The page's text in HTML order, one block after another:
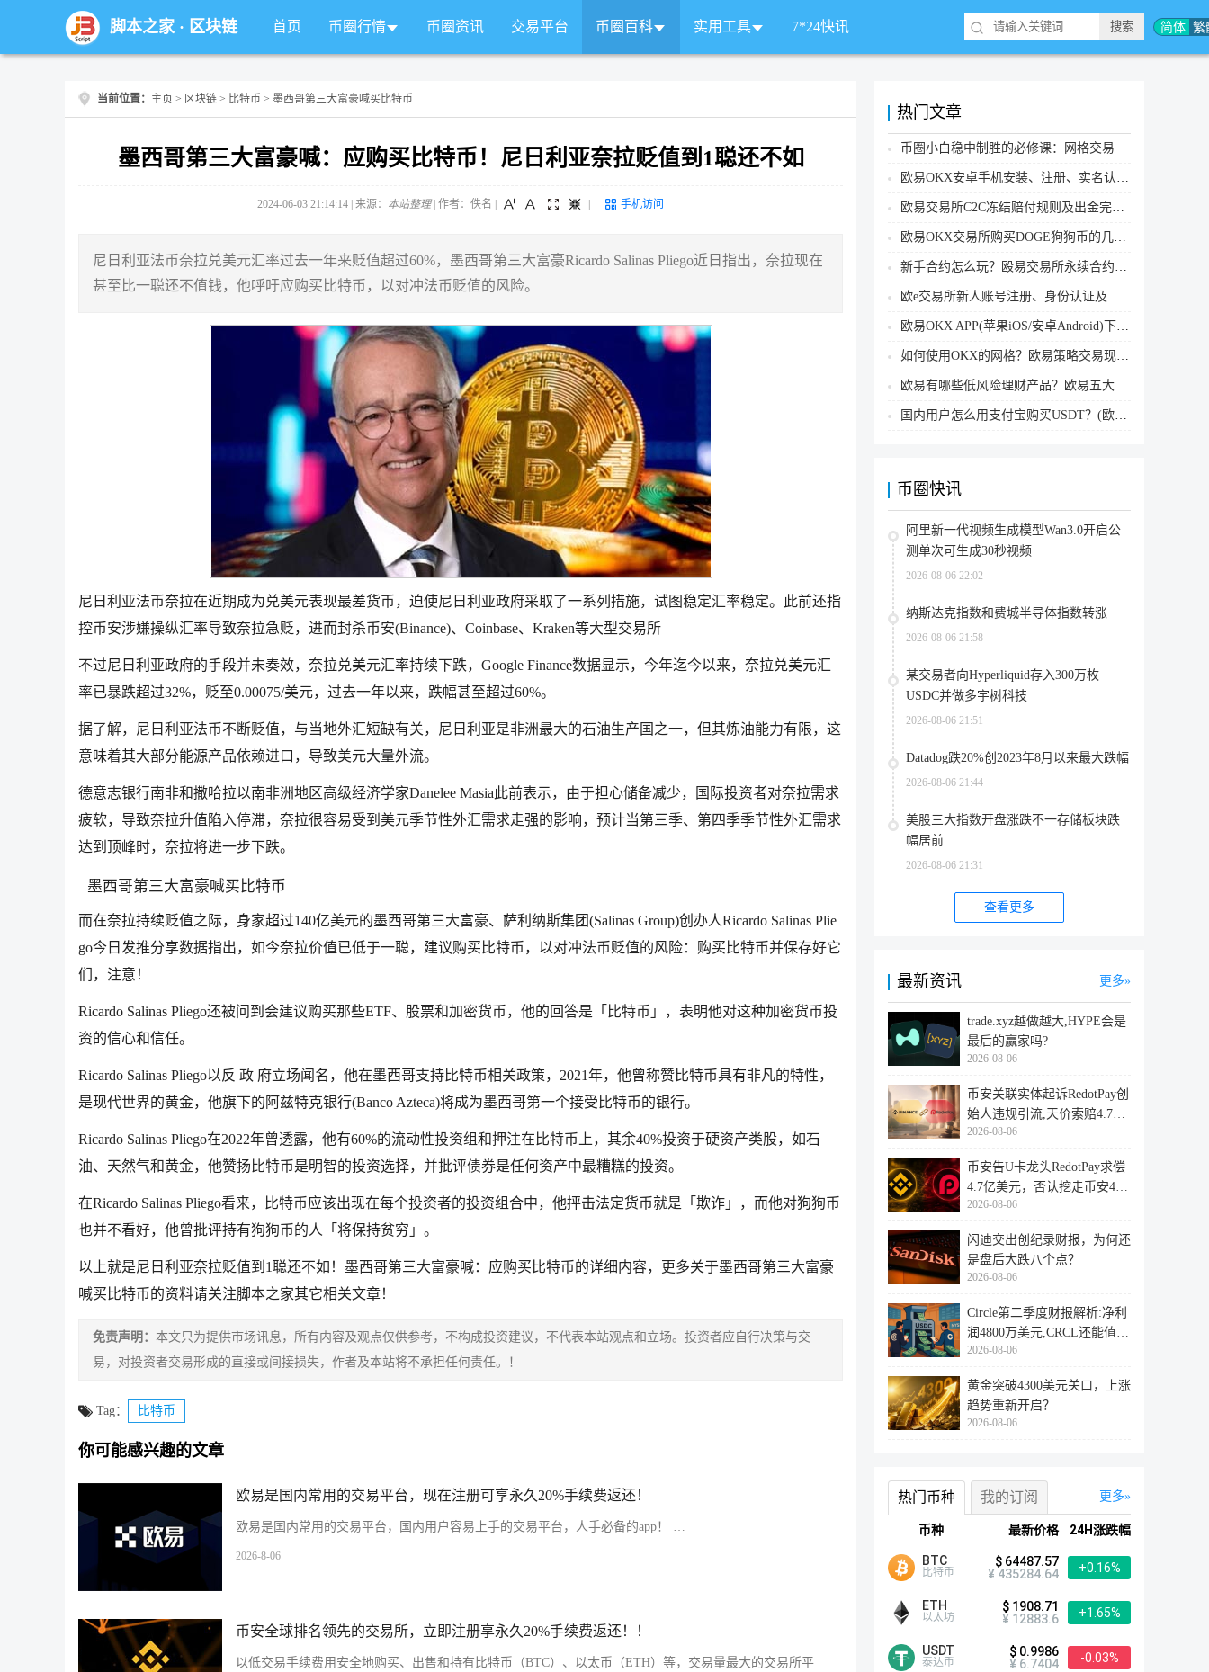
简体 繁
脚本之家· 区块链 首页 币圈行情 币圈资讯 交易平台 币圈百科 实用工具 7*24快讯
当前位置： 主页 > 区块链 > 比特币 > 墨西哥第三大富豪喊买比特币
墨西哥第三大富豪喊：应购买比特币！尼日利亚奈拉贬值到1聪还不如
2024-06-03 21:14:14 | 来源： 本站整理| 作者：佚名 手机访问
尼日利亚法币奈拉兑美元汇率过去一年来贬值超过60%，墨西哥第三大富豪Ricardo Salinas Pliego近日指出，奈拉现在
甚至比一聪还不值钱，他呼吁应购买比特币，以对冲法币贬值的风险。
尼日利亚法币奈拉在近期成为兑美元表现最差货币，迫使尼日利亚政府采取了一系列措施，试图稳定汇率稳定。此前还指
控币安涉嫌操纵汇率导致奈拉急贬，进而封杀币安(Binance)、Coinbase、Kraken等大型交易所
不过尼日利亚政府的手段并未奏效，奈拉兑美元汇率持续下跌，Google Finance数据显示，今年迄今以来，奈拉兑美元汇
率已暴跌超过32%，贬至0.00075/美元，过去一年以来，跌幅甚至超过60%。
据了解，尼日利亚法币不断贬值，与当地外汇短缺有关，尼日利亚是非洲最大的石油生产国之一，但其炼油能力有限，这
意味着其大部分能源产品依赖进口，导致美元大量外流。
德意志银行南非和撒哈拉以南非洲地区高级经济学家Danelee Masia此前表示，由于担心储备减少，国际投资者对奈拉需求
疲软，导致奈拉升值陷入停滞，奈拉很容易受到美元季节性外汇需求走强的影响，预计当第三季、第四季季节性外汇需求
达到顶峰时，奈拉将进一步下跌。
墨西哥第三大富豪喊买比特币
而在奈拉持续贬值之际，身家超过140亿美元的墨西哥第三大富豪、萨利纳斯集团(Salinas Group)创办人Ricardo Salinas Plie
go今日发推分享数据指出，如今奈拉价值已低于一聪，建议购买比特币，以对冲法币贬值的风险：购买比特币并保存好它
们，注意！
Ricardo Salinas Pliego还被问到会建议购买那些ETF、股票和加密货币，他的回答是「比特币」，表明他对这种加密货币投
资的信心和信任。
Ricardo Salinas Pliego以反 政 府立场闻名，他在墨西哥支持比特币相关政策，2021年，他曾称赞比特币具有非凡的特性，
是现代世界的黄金，他旗下的阿兹特克银行(Banco Azteca)将成为墨西哥第一个接受比特币的银行。
Ricardo Salinas Pliego在2022年曾透露，他有60%的流动性投资组和押注在比特币上，其余40%投资于硬资产类股，如石
油、天然气和黄金，他赞扬比特币是明智的投资选择，并批评债券是任何资产中最糟糕的投资。
在Ricardo Salinas Pliego看来，比特币应该出现在每个投资者的投资组合中，他抨击法定货币就是「欺诈」，而他对狗狗币
也并不看好，他曾批评持有狗狗币的人「将保持贫穷」。
以上就是尼日利亚奈拉贬值到1聪还不如！墨西哥第三大富豪喊：应购买比特币的详细内容，更多关于墨西哥第三大富豪
喊买比特币的资料请关注脚本之家其它相关文章！
免责声明： 本文只为提供市场讯息，所有内容及观点仅供参考，不构成投资建议，不代表本站观点和立场。投资者应自行决策与交
易，对投资者交易形成的直接或间接损失，作者及本站将不承担任何责任。！
Tag： 比特币
你可能感兴趣的文章
欧易是国内常用的交易平台，现在注册可享永久20%手续费返还！
欧易是国内常用的交易平台，国内用户容易上手的交易平台，人手必备的app！ …
2026-8-06
币安全球排名领先的交易所，立即注册享永久20%手续费返还！！
以低交易手续费用安全地购买、出售和持有比特币（BTC）、以太币（ETH）等，交易量最大的交易所平
热门文章
币圈小白稳中制胜的必修课：网格交易
欧易OKX安卓手机安装、注册、实名认证、买币转账新手实操教程
欧易交易所C2C冻结赔付规则及出金完整流程
欧易OKX交易所购买DOGE狗狗币的几个方式汇总
新手合约怎么玩？殴易交易所永续合约操作步骤教程(APP/Web端)
欧e交易所新人账号注册、身份认证及安全设置教程
欧易OKX APP(苹果iOS/安卓Android)下载图文教程
如何使用OKX的网格？欧易策略交易现货网格新手操作流程
欧易有哪些低风险理财产品？欧易五大低风险理财产品详细介绍
国内用户怎么用支付宝购买USDT？(欧易交易所为例)
币圈快讯
阿里新一代视频生成模型Wan3.0开启公
测单次可生成30秒视频
2026-08-06 22:02
纳斯达克指数和费城半导体指数转涨
2026-08-06 21:58
某交易者向Hyperliquid存入300万枚
USDC并做多宇树科技
2026-08-06 21:51
Datadog跌20%创2023年8月以来最大跌幅
2026-08-06 21:44
美股三大指数开盘涨跌不一存储板块跌
幅居前
2026-08-06 21:31
查看更多
最新资讯 更多
trade.xyz越做越大,HYPE会是
最后的赢家吗?
2026-08-06
币安关联实体起诉RedotPay创
始人违规引流,天价索赔4.728
亿美
2026-08-06
币安告U卡龙头RedotPay求偿
4.7亿美元，否认挖走币安47
万用户
2026-08-06
闪迪交出创纪录财报，为何还
是盘后大跌八个点？
2026-08-06
Circle第二季度财报解析:净利
润4800万美元,CRCL还能值得
投资
2026-08-06
黄金突破4300美元关口，上涨
趋势重新开启？
2026-08-06
更多
热门币种 我的订阅
币种 最新价格 24H涨跌幅
BTC
比特币
$ 64487.57
¥ 435284.64
+0.16%
ETH
以太坊
$ 1908.71
¥ 12883.6
+1.65%
USDT
泰达币
$ 0.9986
¥ 6.7404
-0.03%